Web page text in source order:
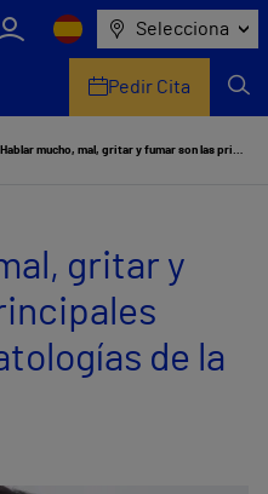
Selecciona
Pedir Cita
Hablar mucho, mal, gritar y fumar son las principales causas de las patologías de la voz
gritar y
de la